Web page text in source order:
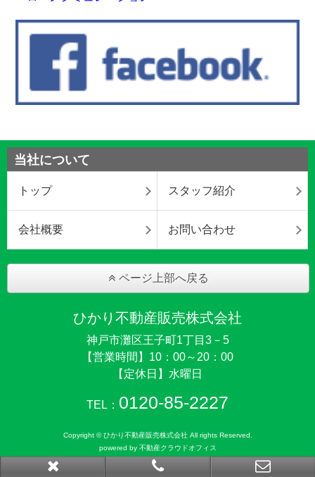
当社について
トップ スタッフ紹介
会社概要 お問い合わせ
ページ上部へ戻る
ひかり不動産販売株式会社
神戸市灘区王子町1丁目3－5
【営業時間】10：00～20：00
【定休日】水曜日
TEL： 0120-85-2227
Copyright © ひかり不動産販売株式会社 All rights Reserved.
powered by 不動産クラウドオフィス